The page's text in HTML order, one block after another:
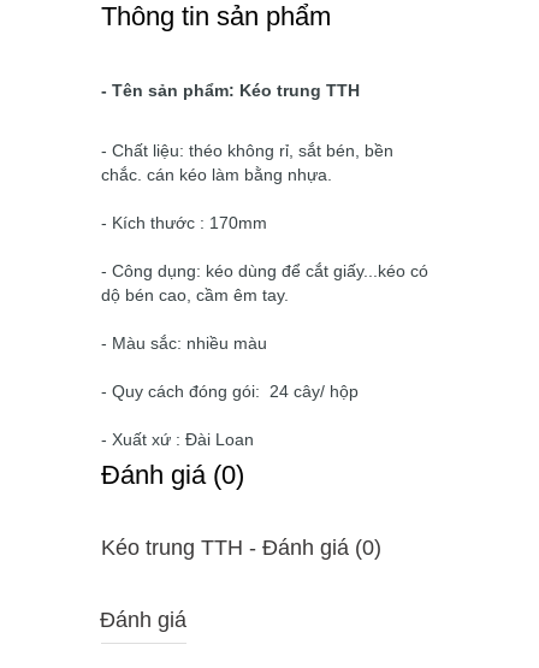
Thông tin sản phẩm
- Tên sản phẩm: Kéo trung TTH
- Chất liệu: théo không rỉ, sắt bén, bền
chắc. cán kéo làm bằng nhựa.
- Kích thước : 170mm
- Công dụng: kéo dùng để cắt giấy...kéo có
dộ bén cao, cầm êm tay.
- Màu sắc: nhiều màu
- Quy cách đóng gói: 24 cây/ hộp
- Xuất xứ : Đài Loan
Ðánh giá (0)
Kéo trung TTH - Ðánh giá (0)
Đánh giá